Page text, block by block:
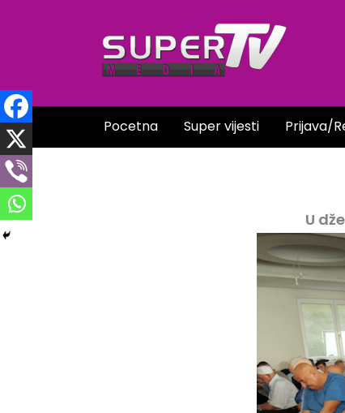
Pocetna Super vijesti Prijava/
U